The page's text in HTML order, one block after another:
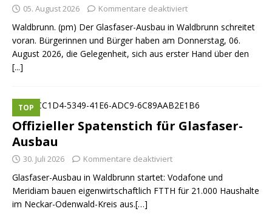
05. August 2026 Kommentare deaktiviert
Waldbrunn. (pm) Der Glasfaser-Ausbau in Waldbrunn schreitet
voran. Bürgerinnen und Bürger haben am Donnerstag, 06.
August 2026, die Gelegenheit, sich aus erster Hand über den
[...]
Offizieller Spatenstich für Glasfaser-
Ausbau
TOP
30. Juli 2026 Kommentare deaktiviert
Glasfaser-Ausbau in Waldbrunn startet: Vodafone und
Meridiam bauen eigenwirtschaftlich FTTH für 21.000 Haushalte
im Neckar-Odenwald-Kreis aus.[…]